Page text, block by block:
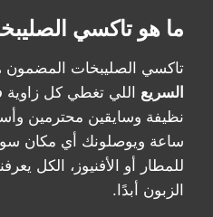
ما هو تاكسي
تاكسي الصليبخات المضمون
السريع اللي تغطي كل
ساعة ويوصلونك أي مكان
للمطار أو الأفنيوز، الكل
الزبون أبدًا.